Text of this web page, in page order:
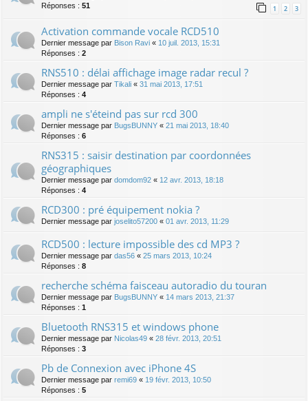
Réponses : 51 1 2 3
Activation commande vocale RCD510
Dernier message par Bison Ravi « 10 juil. 2013, 15:31
Réponses : 2
RNS510 : délai affichage image radar recul ?
Dernier message par Tikali « 31 mai 2013, 17:51
Réponses : 4
ampli ne s'éteind pas sur rcd 300
Dernier message par BugsBUNNY « 21 mai 2013, 18:40
Réponses : 6
RNS315 : saisir destination par coordonnées
géographiques
Dernier message par domdom92 « 12 avr. 2013, 18:18
Réponses : 4
RCD300 : pré équipement nokia ?
Dernier message par joselito57200 « 01 avr. 2013, 11:29
RCD500 : lecture impossible des cd MP3 ?
Dernier message par das56 « 25 mars 2013, 10:24
Réponses : 8
recherche schéma faisceau autoradio du touran
Dernier message par BugsBUNNY « 14 mars 2013, 21:37
Réponses : 1
Bluetooth RNS315 et windows phone
Dernier message par Nicolas49 « 28 févr. 2013, 20:51
Réponses : 3
Pb de Connexion avec iPhone 4S
Dernier message par remi69 « 19 févr. 2013, 10:50
Réponses : 5